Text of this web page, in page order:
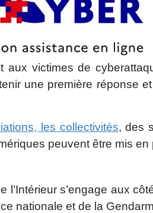
aux victimes de
une première réponse
les collectivités, des
peuvent être mis en
l’Intérieur s’engage aux
nationale et de la